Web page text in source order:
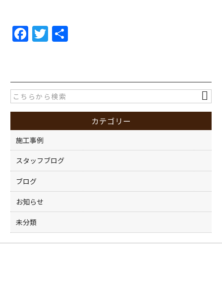
F
a
e
b
o
o
k
T
w
er
カテゴリー
施工事例
スタッフブログ
ブログ
お知らせ
未分類